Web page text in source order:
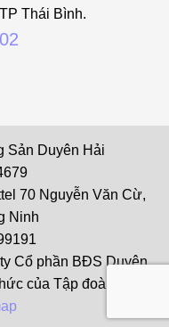
Thái Bình.
Sản Duyên Hải
70 Nguyễn Văn Cừ,
Ninh
Cổ phần BĐS Duyên
của Tập đoàn Đất